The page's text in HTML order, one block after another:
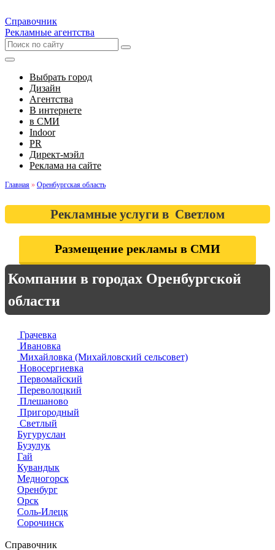
Справочник
Рекламные агентства
Выбрать город
Дизайн
Агентства
В интернете
в СМИ
Indoor
PR
Директ-мэйл
Реклама на сайте
Главная » Оренбургская область
Рекламные услуги в Светлом
Размещение рекламы в СМИ
Компании в городах Оренбургской
области
Грачевка
Ивановка
Михайловка (Михайловский сельсовет)
Новосергиевка
Первомайский
Переволоцкий
Плешаново
Пригородный
Светлый
Бугуруслан
Бузулук
Гай
Кувандык
Медногорск
Оренбург
Орск
Соль-Илецк
Сорочинск
Справочник